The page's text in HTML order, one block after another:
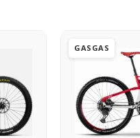
GASGAS